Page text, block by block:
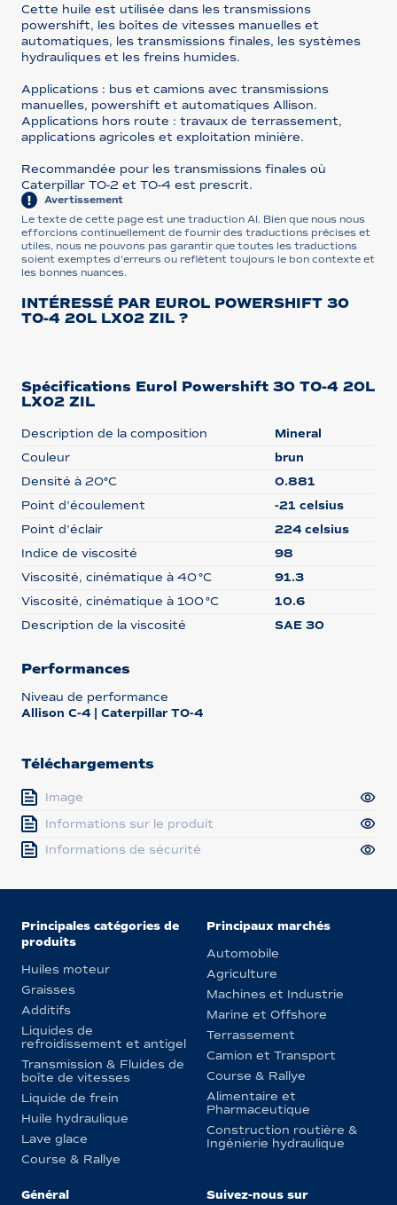
Cette huile est utilisée dans les transmissions
powershift, les boîtes de vitesses manuelles et
automatiques, les transmissions finales, les systèmes
hydrauliques et les freins humides.
Applications : bus et camions avec transmissions
manuelles, powershift et automatiques Allison.
Applications hors route : travaux de terrassement,
applications agricoles et exploitation minière.
Recommandée pour les transmissions finales où
Caterpillar TO-2 et TO-4 est prescrit.
Avertissement
Le texte de cette page est une traduction AI. Bien que nous nous
efforcions continuellement de fournir des traductions précises et
utiles, nous ne pouvons pas garantir que toutes les traductions
soient exemptes d'erreurs ou reflètent toujours le bon contexte et
les bonnes nuances.
INTÉRESSÉ PAR EUROL POWERSHIFT 30
TO-4 20L LX02 ZIL ?
Spécifications Eurol Powershift 30 TO-4 20L
LX02 ZIL
Description de la composition
Mineral
Couleur
brun
Densité à 20°C
0.881
Point d’écoulement
-21 celsius
Point d’éclair
224 celsius
Indice de viscosité
98
Viscosité, cinématique à 40 °C
91.3
Viscosité, cinématique à 100 °C
10.6
Description de la viscosité
SAE 30
Performances
Niveau de performance
Allison C-4 | Caterpillar TO-4
Téléchargements
Image
Informations sur le produit
Informations de sécurité
Principales catégories de
produits
Huiles moteur
Graisses
Additifs
Liquides de
refroidissement et antigel
Transmission & Fluides de
boîte de vitesses
Liquide de frein
Huile hydraulique
Lave glace
Course & Rallye
Principaux marchés
Automobile
Agriculture
Machines et Industrie
Marine et Offshore
Terrassement
Camion et Transport
Course & Rallye
Alimentaire et
Pharmaceutique
Construction routière &
Ingénierie hydraulique
Général Suivez-nous sur